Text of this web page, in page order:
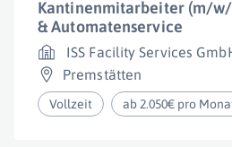
Kantinenmitarbeiter (m/w/
& Automatenservice
ISS Facility Services
Premstätten
Vollzeit ab 2.050€ pro